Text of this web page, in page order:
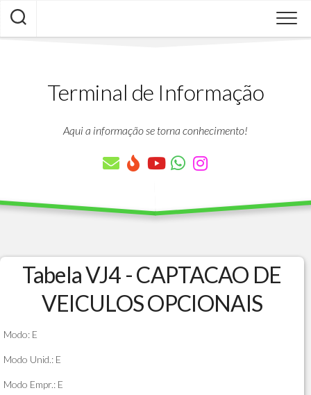
Skip
content
Terminal de Informação
Aqui a informação se torna conhecimento!
Tabela VJ4 - CAPTACAO DE
VEICULOS OPCIONAIS
Modo: E
Modo Unid.: E
Modo Empr.: E